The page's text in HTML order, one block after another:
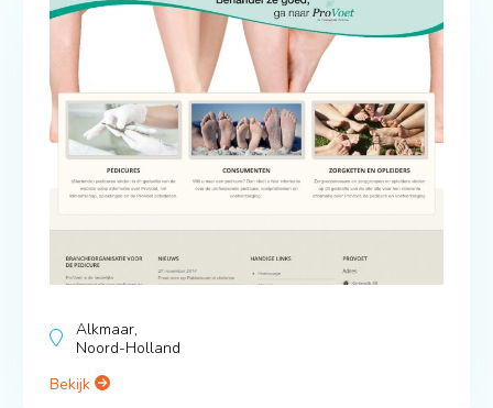
Alkmaar,
Noord-Holland
Bekijk